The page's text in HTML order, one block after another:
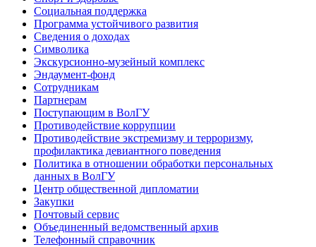
Социальная поддержка
Программа устойчивого развития
Сведения о доходах
Символика
Экскурсионно-музейный комплекс
Эндаумент-фонд
Сотрудникам
Партнерам
Поступающим в ВолГУ
Противодействие коррупции
Противодействие экстремизму и терроризму,
профилактика девиантного поведения
Политика в отношении обработки персональных
данных в ВолГУ
Центр общественной дипломатии
Закупки
Почтовый сервис
Объединенный ведомственный архив
Телефонный справочник